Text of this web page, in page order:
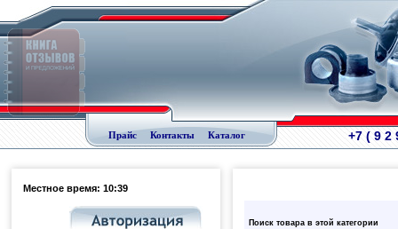
Прайс Контакты Каталог +7 ( 9 2
Местное время: 10:39
Поиск товара в этой категории